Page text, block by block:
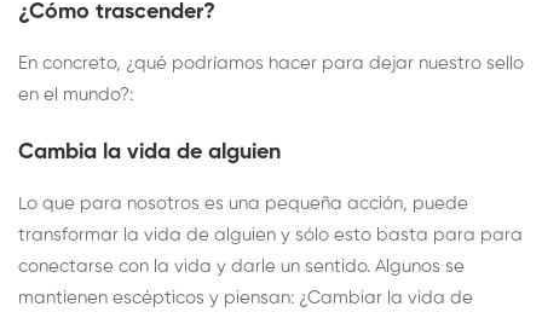
¿Cómo trascender?
En concreto, ¿qué podríamos hacer para dejar nuestro sello
en el mundo?:
Cambia la vida de alguien
Lo que para nosotros es una pequeña acción, puede
transformar la vida de alguien y sólo esto basta para para
conectarse con la vida y darle un sentido. Algunos se
mantienen escépticos y piensan: ¿Cambiar la vida de